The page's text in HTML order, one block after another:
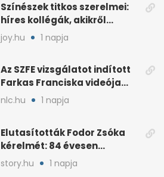
Színészek titkos szerelmei:
híres kollégák, akikről
sokáig hallgattak
joy.hu 1 napja
Az SZFE vizsgálatot indított
Farkas Franciska videója
után
nlc.hu 1 napja
Elutasították Fodor Zsóka
kérelmét: 84 évesen
költöznie kell
story.hu 1 napja